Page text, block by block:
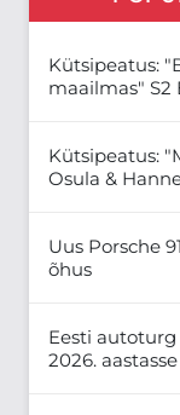
Kütsipeatus:
maailmas" S2
Kütsipeatus:
Osula &
Uus Porsche
õhus
Eesti
2026. aastasse